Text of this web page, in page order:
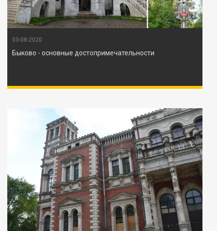
03-08-2020
Быково - основные достопримечательности